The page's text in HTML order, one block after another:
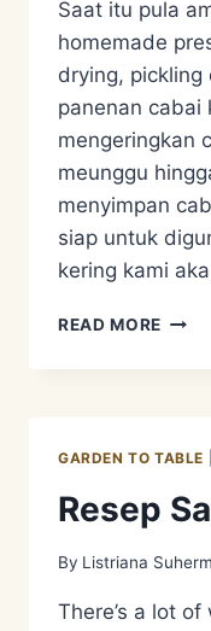
Saat itu pula
homemade
drying, pickling
panenan cabai
mengeringkan
meunggu
menyimpan
siap untuk
kering kami
READ MORE RESEP
GARDEN TO TABLE
Resep
By Listriana
There’s a lot